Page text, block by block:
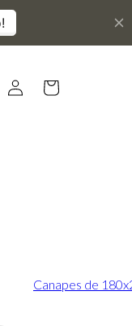
Iniciar
sesión
Carrito
Canapes de